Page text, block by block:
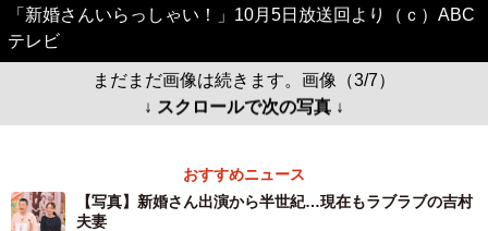
「新婚さんいらっしゃい！」10月5日放送回より（ｃ）ABC
テレビ
まだまだ画像は続きます。画像（3/7）
↓ スクロールで次の写真 ↓
おすすめニュース
【写真】新婚さん出演から半世紀…現在もラブラブの吉村
夫妻